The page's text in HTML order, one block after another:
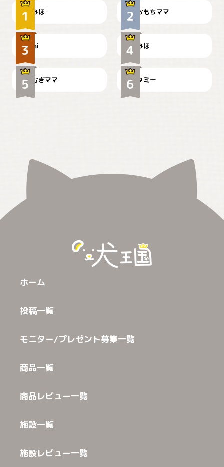
みほ おもちママ
可愛い？
mi
見てるぞぉ
みほ
🌻とむぎ！
むぎママ
ドーベルマンのお友達邸に
て
タミー
ホーム
投稿一覧
モニター/プレゼント募集一覧
商品一覧
商品レビュー一覧
施設一覧
施設レビュー一覧